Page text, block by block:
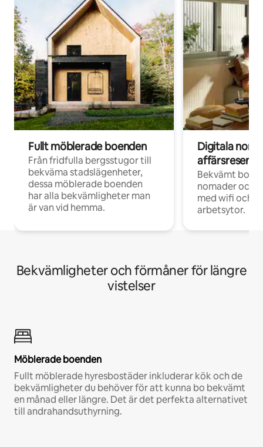
Fullt möblerade boenden
Från fridfulla bergsstugor till
bekväma stadslägenheter,
dessa möblerade boenden
har alla bekvämligheter man
är van vid hemma.
Digitala
Bekvämt
nomader och
med wifi och
arbetsytor.
Bekvämligheter och förmåner för längre
vistelser
Möblerade boenden
Fullt möblerade hyresbostäder inkluderar kök och de
bekvämligheter du behöver för att kunna bo bekvämt
en månad eller längre. Det är det perfekta alternativet
till andrahandsuthyrning.